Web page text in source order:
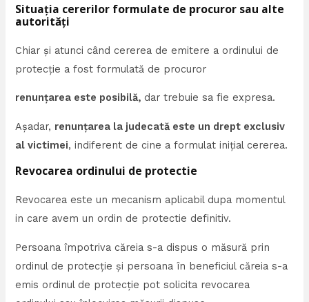
Situația cererilor formulate de procuror sau alte
autorități
Chiar și atunci când cererea de emitere a ordinului de
protecție a fost formulată de procuror
renunțarea este posibilă, dar trebuie sa fie expresa.
Așadar, renunțarea la judecată este un drept exclusiv
al victimei, indiferent de cine a formulat inițial cererea.
Revocarea ordinului de protectie
Revocarea este un mecanism aplicabil dupa momentul
in care avem un ordin de protectie definitiv.
Persoana împotriva căreia s-a dispus o măsură prin
ordinul de protecție și persoana în beneficiul căreia s-a
emis ordinul de protecție pot solicita revocarea